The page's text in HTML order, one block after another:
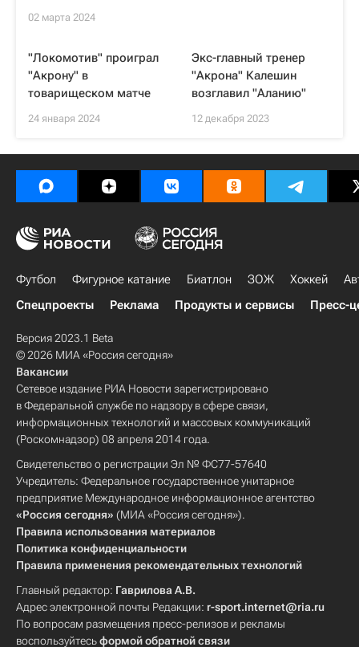
02 марта 2024
"Локомотив" проиграл
"Акрону" в
товарищеском матче
24 января 2024
Экс-главный тренер
"Акрона" Калешин
возглавил "Аланию"
12 декабря 2023
Футбол Фигурное катание Биатлон ЗОЖ Хоккей
Спецпроекты
Реклама Продукты и сервисы Пресс-
Версия 2023.1 Beta
© 2026 МИА «Россия сегодня»
Вакансии
Сетевое издание РИА Новости зарегистрировано
в Федеральной службе по надзору в сфере связи,
информационных технологий и массовых коммуникаций
(Роскомнадзор) 08 апреля 2014 года.
Свидетельство о регистрации Эл № ФС77-57640
Учредитель: Федеральное государственное унитарное
предприятие Международное информационное агентство
«Россия сегодня» (МИА «Россия сегодня»).
Правила использования материалов
Политика конфиденциальности
Правила применения рекомендательных технологий
Главный редактор: Гаврилова А.В.
Адрес электронной почты Редакции: r-sport.internet@ria.ru
По вопросам размещения пресс-релизов и рекламы
воспользуйтесьформой обратной связи